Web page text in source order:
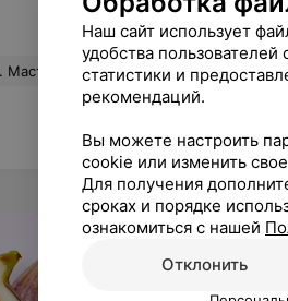
Теперь мне нужно снова месяца три отращивать волосы, чтобы исправить.
Наш сайт использует
удобства пользователей
статистики и
рекомендаций.
Вы можете настроить
cookie или изменить
Для получения
сроках и порядке
ознакомиться с нашей
Отклонить